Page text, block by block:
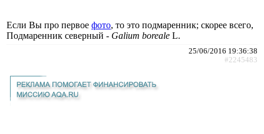
Если Вы про первое фото, то это подмаренник; скорее всего,
Подмаренник северный - Galium boreale L.
25/06/2016 19:36:38
#2245483